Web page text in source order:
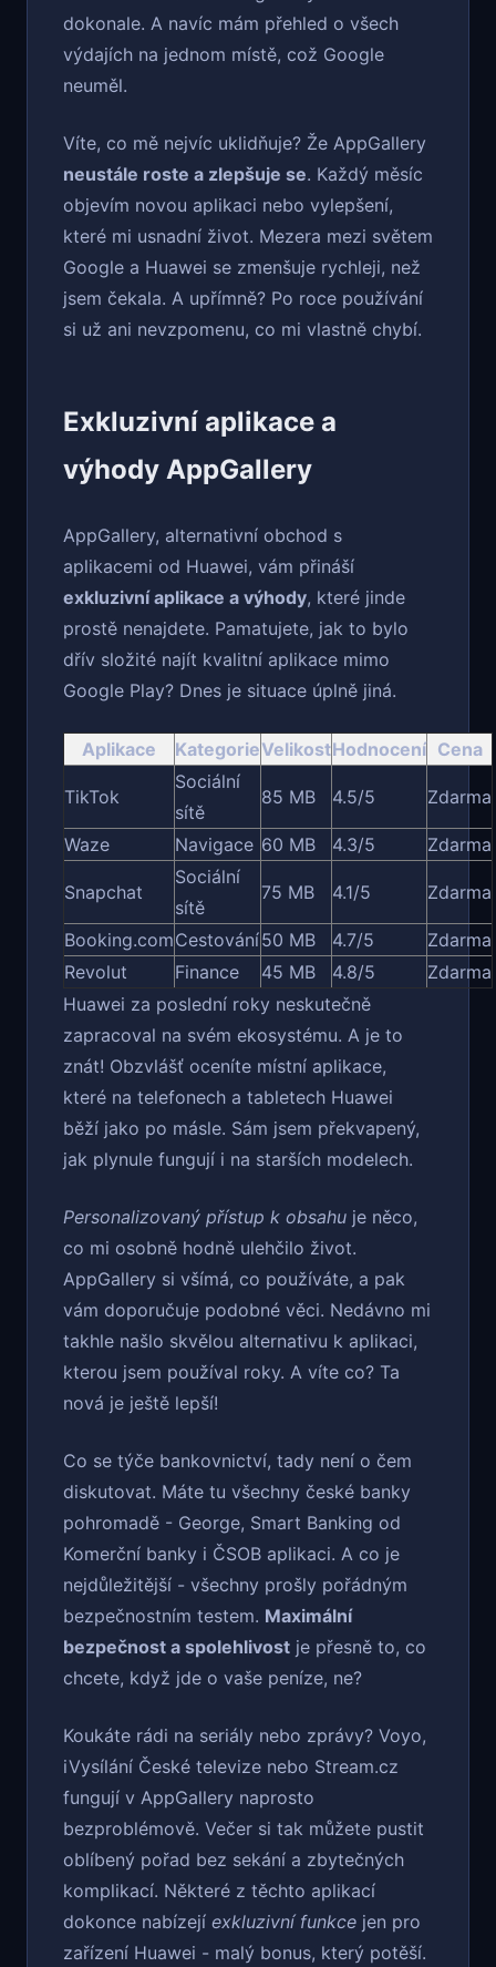
dokonale. A navíc mám přehled o všech
výdajích na jednom místě, což Google
neuměl.
Víte, co mě nejvíc uklidňuje? Že AppGallery
neustále roste a zlepšuje se. Každý měsíc
objevím novou aplikaci nebo vylepšení,
které mi usnadní život. Mezera mezi světem
Google a Huawei se zmenšuje rychleji, než
jsem čekala. A upřímně? Po roce používání
si už ani nevzpomenu, co mi vlastně chybí.
Exkluzivní aplikace a
výhody AppGallery
AppGallery, alternativní obchod s
aplikacemi od Huawei, vám přináší
exkluzivní aplikace a výhody, které jinde
prostě nenajdete. Pamatujete, jak to bylo
dřív složité najít kvalitní aplikace mimo
Google Play? Dnes je situace úplně jiná.
Aplikace KategorieVelikostHodnocení Cena
TikTok
Sociální
sítě
85 MB 4.5/5 Zdarma
Waze Navigace 60 MB 4.3/5 Zdarma
Snapchat
Sociální
sítě
75 MB 4.1/5 Zdarma
Booking.comCestování50 MB 4.7/5
Zdarma
Revolut
Finance 45 MB 4.8/5
Zdarma
Huawei za poslední roky neskutečně
zapracoval na svém ekosystému. A je to
znát! Obzvlášť oceníte místní aplikace,
které na telefonech a tabletech Huawei
běží jako po másle. Sám jsem překvapený,
jak plynule fungují i na starších modelech.
Personalizovaný přístup k obsahu je něco,
co mi osobně hodně ulehčilo život.
AppGallery si všímá, co používáte, a pak
vám doporučuje podobné věci. Nedávno mi
takhle našlo skvělou alternativu k aplikaci,
kterou jsem používal roky. A víte co? Ta
nová je ještě lepší!
Co se týče bankovnictví, tady není o čem
diskutovat. Máte tu všechny české banky
pohromadě - George, Smart Banking od
Komerční banky i ČSOB aplikaci. A co je
nejdůležitější - všechny prošly pořádným
bezpečnostním testem. Maximální
bezpečnost a spolehlivost je přesně to, co
chcete, když jde o vaše peníze, ne?
Koukáte rádi na seriály nebo zprávy? Voyo,
iVysílání České televize nebo Stream.cz
fungují v AppGallery naprosto
bezproblémově. Večer si tak můžete pustit
oblíbený pořad bez sekání a zbytečných
komplikací. Některé z těchto aplikací
dokonce nabízejí exkluzivní funkce jen pro
zařízení Huawei - malý bonus, který potěší.